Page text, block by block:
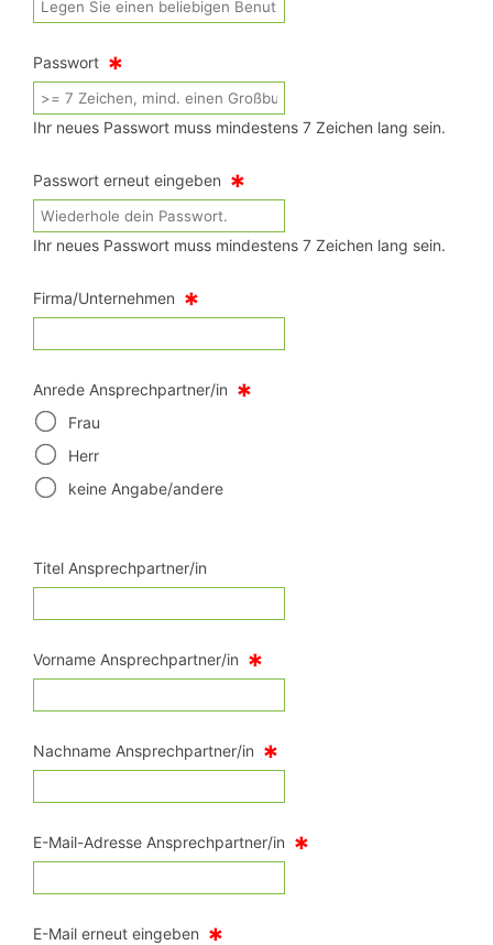
Passwort *
Ihr neues Passwort muss mindestens 7 Zeichen lang sein.
Passwort erneut eingeben *
Ihr neues Passwort muss mindestens 7 Zeichen lang sein.
Firma/Unternehmen *
Anrede Ansprechpartner/in *
Frau
Herr
keine Angabe/andere
Titel Ansprechpartner/in
Vorname Ansprechpartner/in *
Nachname Ansprechpartner/in *
E-Mail-Adresse Ansprechpartner/in *
E-Mail erneut eingeben